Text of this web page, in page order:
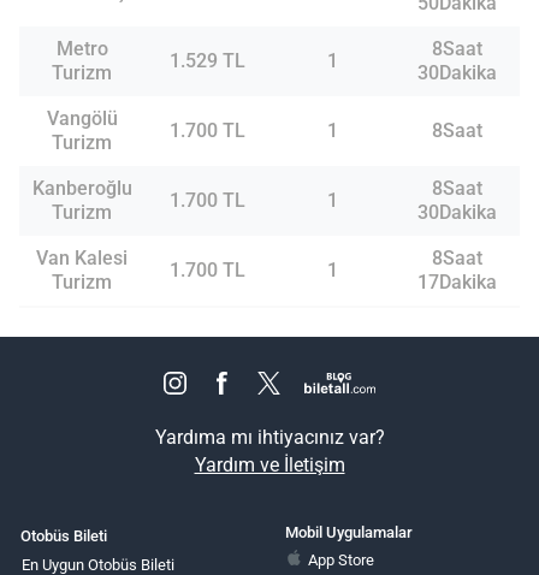
Metro
Turizm
1.529 TL 1
8Saat
30Dakika
Vangölü
Turizm
1.700 TL 1 8Saat
Kanberoğlu
Turizm
1.700 TL 1
8Saat
30Dakika
Van Kalesi
Turizm
1.700 TL 1
8Saat
17Dakika
Yardıma mı ihtiyacınız var?
Yardım ve İletişim
Otobüs Bileti
En Uygun Otobüs Bileti
Mobil Uygulamalar
App Store